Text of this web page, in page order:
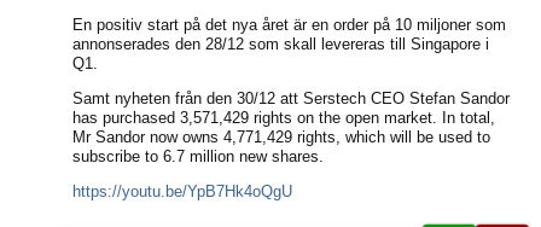
En positiv start på det nya året är en order på 10 miljoner som
annonserades den 28/12 som skall levereras till Singapore i
Q1.
Samt nyheten från den 30/12 att Serstech CEO Stefan Sandor
has purchased 3,571,429 rights on the open market. In total,
Mr Sandor now owns 4,771,429 rights, which will be used to
subscribe to 6.7 million new shares.
https://youtu.be/YpB7Hk4oQgU